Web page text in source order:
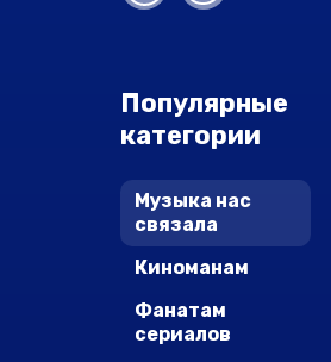
Популярные
категории
Музыка нас
связала
Киноманам
Фанатам
сериалов